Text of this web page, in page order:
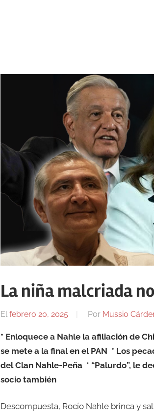
La niña malcriada
Elfebrero 20, 2025 Por Mussio
* Enloquece a Nahle la afiliación de
se mete a la final en el PAN * Los
del Clan Nahle-Peña * “Palurdo”, le
socio también
Descompuesta, Rocío Nahle brinca y